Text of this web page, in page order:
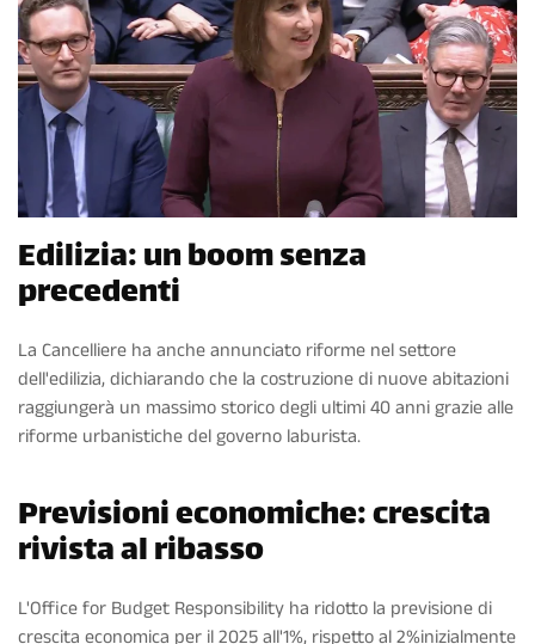
Edilizia: un boom senza
precedenti
La Cancelliere ha anche annunciato riforme nel settore
dell'edilizia, dichiarando che la costruzione di nuove abitazioni
raggiungerà un massimo storico degli ultimi 40 anni grazie alle
riforme urbanistiche del governo laburista.
Previsioni economiche: crescita
rivista al ribasso
L'Office for Budget Responsibility ha ridotto la previsione di
crescita economica per il 2025 all'1%, rispetto al 2%inizialmente